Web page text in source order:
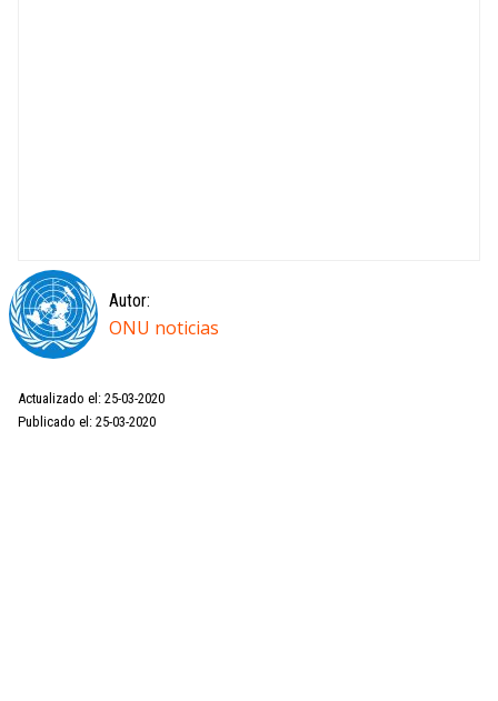
Autor:
ONU noticias
Actualizado el: 25-03-2020
Publicado el: 25-03-2020